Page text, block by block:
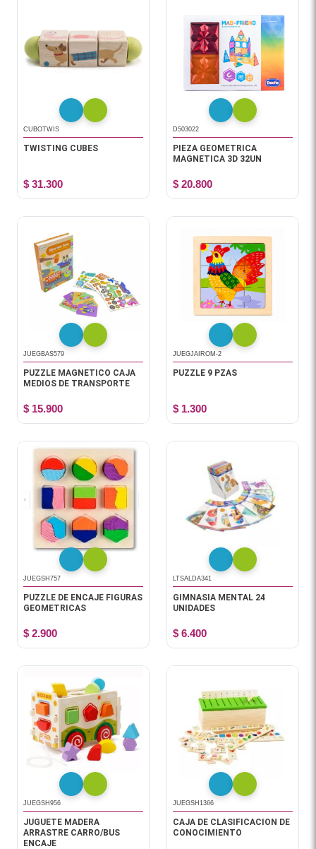
CUBOTWIS
TWISTING CUBES
$ 31.300
D503022
PIEZA GEOMETRICA
MAGNETICA 3D 32UN
$ 20.800
JUEGBAS579
PUZZLE MAGNETICO CAJA
MEDIOS DE TRANSPORTE
$ 15.900
JUEGJAIROM-2
PUZZLE 9 PZAS
$ 1.300
JUEGSH757
PUZZLE DE ENCAJE FIGURAS
GEOMETRICAS
$ 2.900
LTSALDA341
GIMNASIA MENTAL 24
UNIDADES
$ 6.400
JUEGSH956
JUGUETE MADERA
ARRASTRE CARRO/BUS
ENCAJE
JUEGSH1366
CAJA DE CLASIFICACION DE
CONOCIMIENTO